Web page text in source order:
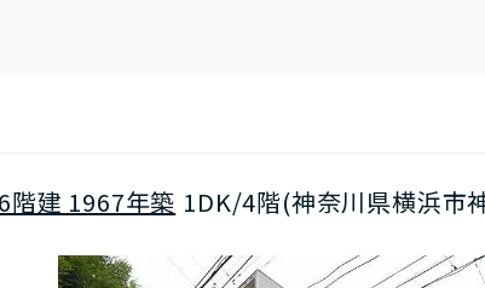
階建 1967年築 1DK/4階(神奈川県横浜市